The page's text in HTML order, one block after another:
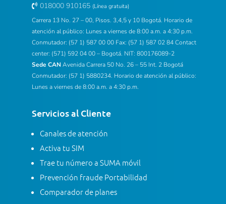
018000 910165 (Línea gratuita)
Carrera 13 No. 27 – 00, Pisos. 3,4,5 y 10 Bogotá. Horario de
atención al público: Lunes a viernes de 8:00 a.m. a 4:30 p.m.
Conmutador: (57 1) 587 00 00 Fax: (57 1) 587 02 84 Contact
center: (571) 592 04 00 – Bogotá. NIT: 800176089-2
Sede CAN Avenida Carrera 50 No. 26 – 55 Int. 2 Bogotá
Conmutador: (57 1) 5880234. Horario de atención al público:
Lunes a viernes de 8:00 a.m. a 4:30 p.m.
Servicios al Cliente
Canales de atención
Activa tu SIM
Trae tu número a SUMA móvil
Prevención fraude Portabilidad
Comparador de planes